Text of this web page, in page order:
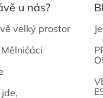
u nás?
velký prostor